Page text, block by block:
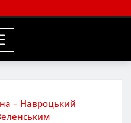
– Навроцький